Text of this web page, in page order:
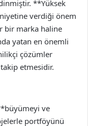
**Yüksek
verdiği önem
bir marka haline
yatan en önemli
çözümler
etmesidir.
ve
portföyünü